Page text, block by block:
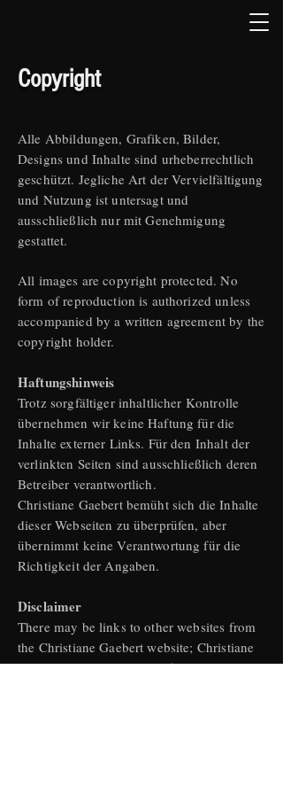
Copyright
Alle Abbildungen, Grafiken, Bilder,
Designs und Inhalte sind urheberrechtlich
geschützt. Jegliche Art der Vervielfältigung
und Nutzung ist untersagt und
ausschließlich nur mit Genehmigung
gestattet.
All images are copyright protected. No
form of reproduction is authorized unless
accompanied by a written agreement by the
copyright holder.
Haftungshinweis
Trotz sorgfältiger inhaltlicher Kontrolle
übernehmen wir keine Haftung für die
Inhalte externer Links. Für den Inhalt der
verlinkten Seiten sind ausschließlich deren
Betreiber verantwortlich.
Christiane Gaebert bemüht sich die Inhalte
dieser Webseiten zu überprüfen, aber
übernimmt keine Verantwortung für die
Richtigkeit der Angaben.
Disclaimer
There may be links to other websites from
the Christiane Gaebert website; Christiane
Gaebert is not responsible for any content